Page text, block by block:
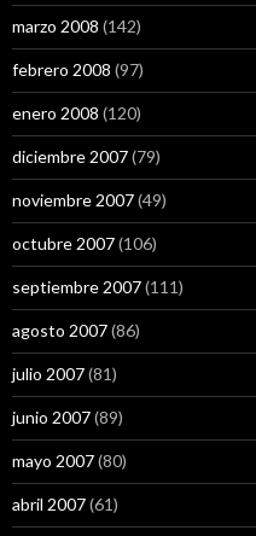
marzo 2008 (142)
febrero 2008 (97)
enero 2008 (120)
diciembre 2007(79)
noviembre 2007(49)
octubre 2007(106)
septiembre 2007(111)
agosto 2007(86)
julio 2007(81)
junio 2007(89)
mayo 2007(80)
abril 2007(61)